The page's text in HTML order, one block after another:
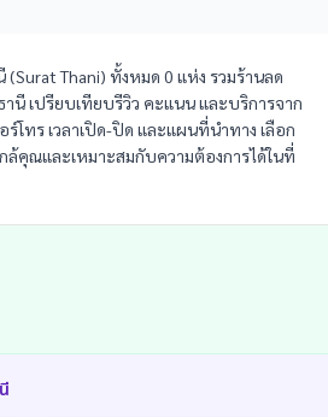
Thani) ทั้งหมด 0 แห่ง รวมร้านลด
นี เปรียบเทียบรีวิว คะแนน และบริการจาก
โทร เวลาเปิด-ปิด และแผนที่นำทาง เลือก
ล้คุณและเหมาะสมกับความต้องการได้ในที่